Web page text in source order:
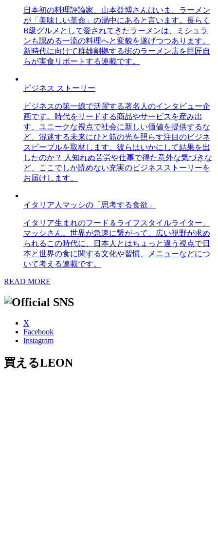
日本初の料理評論家、山本益博さんはいま、ラーメン
が「美味しい革命」の渦中にあると言います。長らく
B級グルメとして愛されてきたラーメンは、ミシュラ
ンも認める一流の料理へと変貌を遂げつつあります。
新時代に向けて群雄割拠する街のラーメン店を巨匠自
らが実食リポートする連載です。
ビジネス ストーリー
ビジネスの第一線で活躍する著名人のインタビュー企
画です。時代をリードする商品やサービスを産み出
す、ユニークな視点で社会に新しい価値を提供するな
ど、混迷する未来にひと筋の光を照らす注目のビジネ
スピープルを取材します。彼らはいかにして結果を出
したのか？ 人知れぬ苦労や仕事で得た意外な気づきな
ど、ここでしか読めない充実のビジネスストーリーを
お届けします。
イタリア人マッシの「思考する食欲」
イタリア生まれのフード＆ライフスタイルライター、
マッシさん。世界が急速に繋がって、広い視野が求め
られるこの時代に、日本人とはちょっと違う視点で日
本と世界の食に関する文化や習慣、メニューなどにつ
いて考える連載です。
READ MORE
X
Facebook
Instagram
買えるLEON